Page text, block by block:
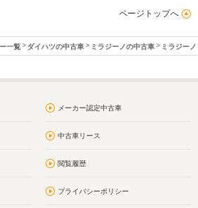
ページトップへ
一覧 ダイハツの中古車 ミラジーノの中古車 ミラジー
メーカー認定中古車
中古車リース
閲覧履歴
プライバシーポリシー